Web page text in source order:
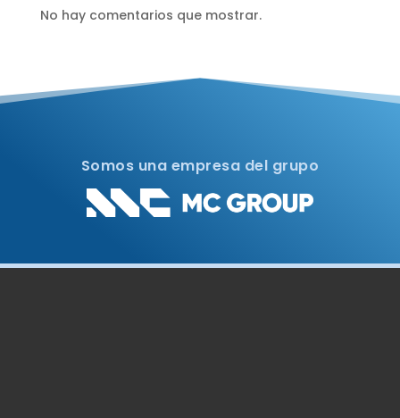
No hay comentarios que mostrar.
Somos una empresa del grupo